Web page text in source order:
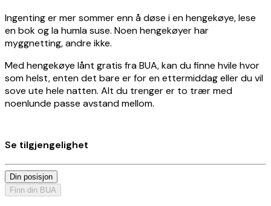
Ingenting er mer sommer enn å døse i en hengekøye, lese
en bok og la humla suse. Noen hengekøyer har
myggnetting, andre ikke.
Med hengekøye lånt gratis fra BUA, kan du finne hvile hvor
som helst, enten det bare er for en ettermiddag eller du vil
sove ute hele natten. Alt du trenger er to trær med
noenlunde passe avstand mellom.
Se tilgjengelighet
Din posisjon
Finn din BUA